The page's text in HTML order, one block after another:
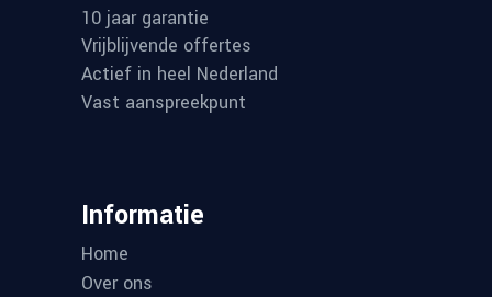
10 jaar garantie
Vrijblijvende offertes
Actief in heel Nederland
Vast aanspreekpunt
Informatie
Home
Over ons